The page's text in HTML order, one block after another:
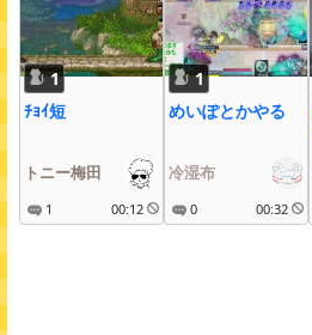
1
ﾁｮｲ短
トニー梅田
1 00:12
1
めいぽとかやる
冷湿布
0 00:32